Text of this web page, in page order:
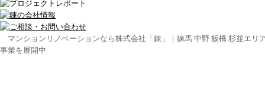
マンションリノベーションなら株式会社「錬」｜練馬 中野 板橋 杉並エリ
事業を展開中